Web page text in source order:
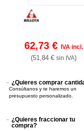
62,73 € IVA incl.
(51,84 € sin IVA)
¿Quieres comprar
Consúltanos y te haremos un
presupuesto personalizado.
¿Quieres fraccionar tu
compra?